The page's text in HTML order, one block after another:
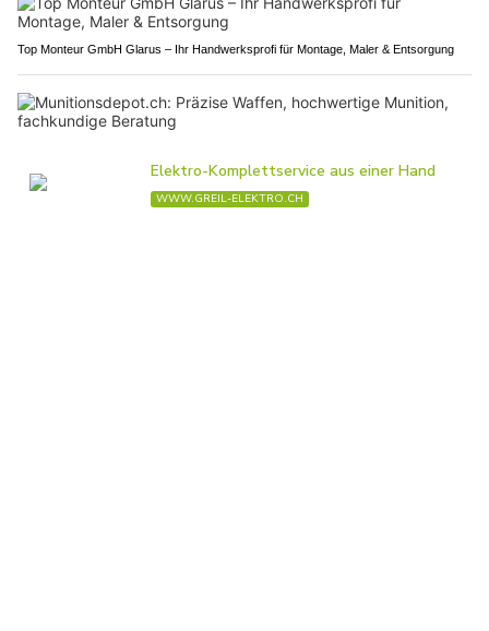
Top Monteur GmbH Glarus – Ihr Handwerksprofi für Montage, Maler & Entsorgung